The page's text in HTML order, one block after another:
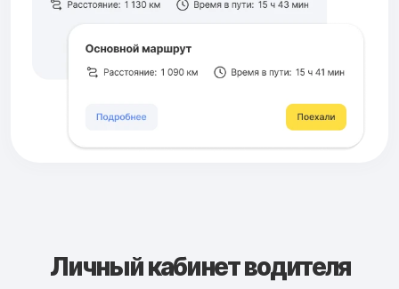
Личный кабинет водителя